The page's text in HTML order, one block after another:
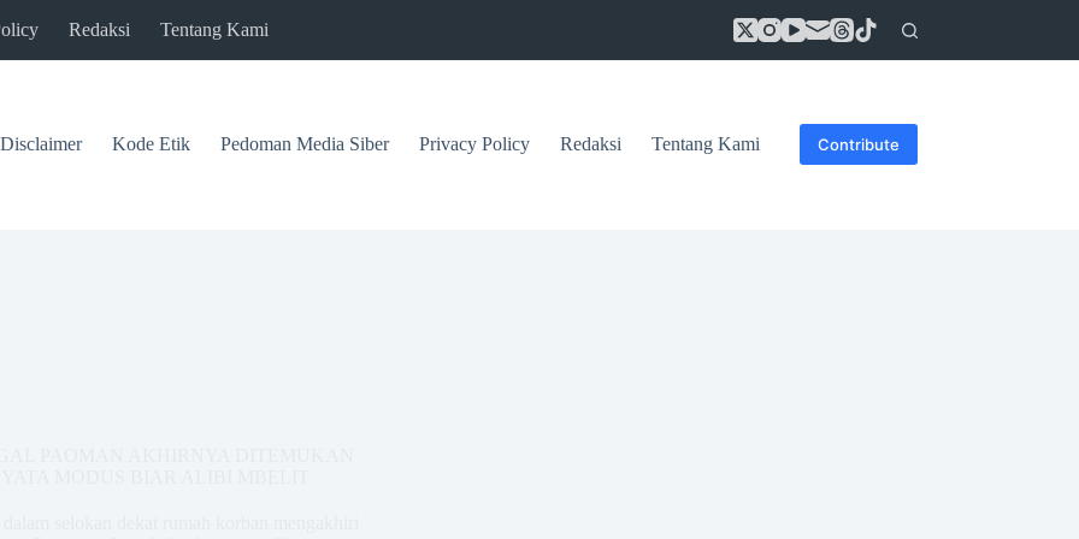
Redaksi Tentang Kami
Disclaimer Kode Etik Pedoman Media Siber Privacy Policy Redaksi Tentang Kami Contribute